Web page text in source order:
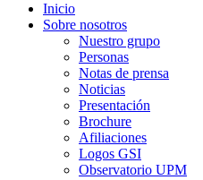
Inicio
Sobre nosotros
Nuestro grupo
Personas
Notas de prensa
Noticias
Presentación
Brochure
Afiliaciones
Logos GSI
Observatorio UPM